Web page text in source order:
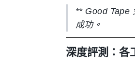
** Good Tape
成功。
深度評測：各